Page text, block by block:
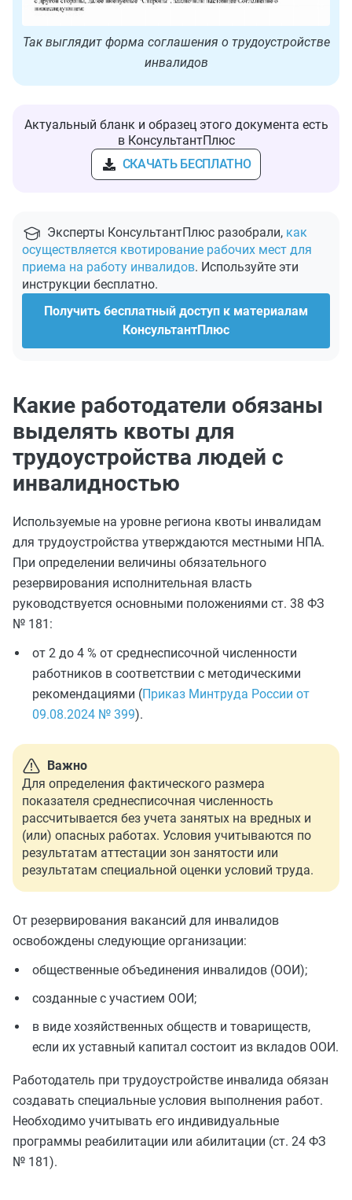
Так выглядит форма соглашения о трудоустройстве
инвалидов
Актуальный бланк и образец этого документа есть
в КонсультантПлюс
СКАЧАТЬ БЕСПЛАТНО
Эксперты КонсультантПлюс разобрали, как
осуществляется квотирование рабочих мест для
приема на работу инвалидов. Используйте эти
инструкции бесплатно.
Получить бесплатный доступ к материалам
КонсультантПлюс
Какие работодатели обязаны
выделять квоты для
трудоустройства людей с
инвалидностью
Используемые на уровне региона квоты инвалидам
для трудоустройства утверждаются местными НПА.
При определении величины обязательного
резервирования исполнительная власть
руководствуется основными положениями ст. 38 ФЗ
№ 181:
от 2 до 4 % от среднесписочной численности
работников в соответствии с методическими
рекомендациями (Приказ Минтруда России от
09.08.2024 № 399).
Важно
Для определения фактического размера
показателя среднесписочная численность
рассчитывается без учета занятых на вредных и
(или) опасных работах. Условия учитываются по
результатам аттестации зон занятости или
результатам специальной оценки условий труда.
От резервирования вакансий для инвалидов
освобождены следующие организации:
общественные объединения инвалидов (ООИ);
созданные с участием ООИ;
в виде хозяйственных обществ и товариществ,
если их уставный капитал состоит из вкладов ООИ.
Работодатель при трудоустройстве инвалида обязан
создавать специальные условия выполнения работ.
Необходимо учитывать его индивидуальные
программы реабилитации или абилитации (ст. 24 ФЗ
№ 181).